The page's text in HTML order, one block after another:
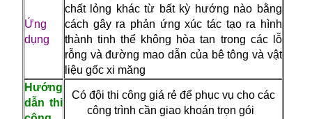
Ứng
dụng
chất lỏng khác từ bất kỳ hướng nào bằng
cách gây ra phản ứng xúc tác tạo ra hình
thành tinh thể không hòa tan trong các lỗ
rỗng và đường mao dẫn của bê tông và vật
liệu gốc xi măng
Hướng
dẫn thi
Có đội thi công giá rẻ để phục vụ cho các
công trình cần giao khoán trọn gói